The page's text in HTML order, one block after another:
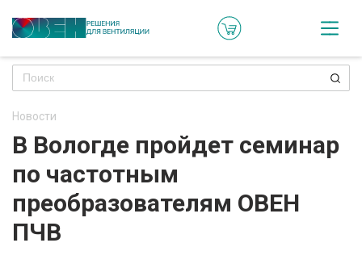
Новости
В Вологде пройдет семинар
по частотным
преобразователям ОВЕН
ПЧВ